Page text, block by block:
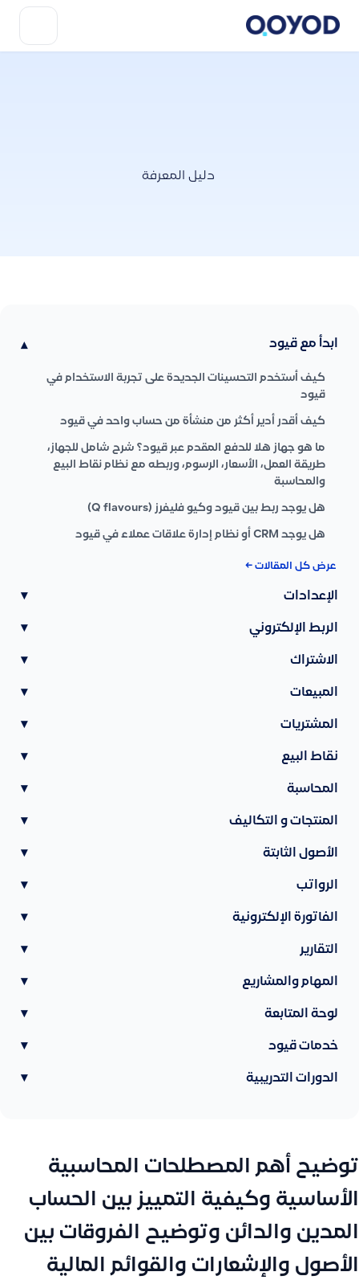
دليل المعرفة
ابدأ مع قيود ▾
كيف أستخدم التحسينات الجديدة على تجربة الاستخدام في
قيود
كيف أقدر أدير أكثر من منشأة من حساب واحد في قيود
ما هو جهاز هلا للدفع المقدم عبر قيود؟ شرح شامل للجهاز،
طريقة العمل، الأسعار، الرسوم، وربطه مع نظام نقاط البيع
والمحاسبة
هل يوجد ربط بين قيود وكيو فليفرز (Q flavours)
هل يوجد CRM أو نظام إدارة علاقات عملاء في قيود
عرض كل المقالات ←
الإعدادات ▾
الربط الإلكتروني ▾
الاشتراك ▾
المبيعات ▾
المشتريات ▾
نقاط البيع ▾
المحاسبة ▾
المنتجات و التكاليف ▾
الأصول الثابتة ▾
الرواتب ▾
الفاتورة الإلكترونية ▾
التقارير ▾
المهام والمشاريع ▾
لوحة المتابعة ▾
خدمات قيود ▾
الدورات التدريبية ▾
توضيح أهم المصطلحات المحاسبية
الأساسية وكيفية التمييز بين الحساب
المدين والدائن وتوضيح الفروقات بين
الأصول والإشعارات والقوائم المالية